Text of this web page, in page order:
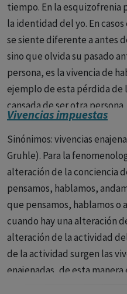
tiempo. En la esquizofrenia
la identidad del yo. En
se siente diferente a antes
sino que olvida su pasado
persona, es la vivencia de
ejemplo de esta pérdida de
cansada de ser otra
persona, el papel de una
mejor retraída en mi mismo;
cansa. A mi me gusta estar
vino. Si me miro al espejo
cambiado algo, los ojos los
noto cambiado en mi
Vivencias impuestas
Sinónimos: vivencias
Gruhle). Para la
alteración de la conciencia
pensamos, hablamos,
que pensamos, hablamos o
cuando hay una alteración
alteración de la actividad
de la actividad surgen las
enajenadas, de esta